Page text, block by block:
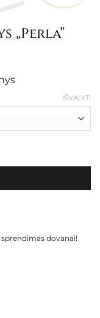
„Perla”
IŠVALYTI
dovanai!